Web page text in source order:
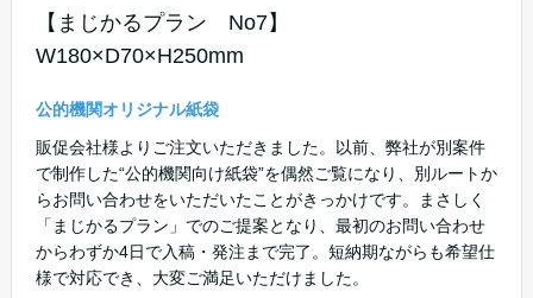
【まじかるプラン No7】
W180×D70×H250mm
公的機関オリジナル紙袋
販促会社様よりご注文いただきました。以前、弊社が別案件
で制作した“公的機関向け紙袋”を偶然ご覧になり、別ルートか
らお問い合わせをいただいたことがきっかけです。まさしく
「まじかるプラン」でのご提案となり、最初のお問い合わせ
からわずか4日で入稿・発注まで完了。短納期ながらも希望仕
様で対応でき、大変ご満足いただけました。